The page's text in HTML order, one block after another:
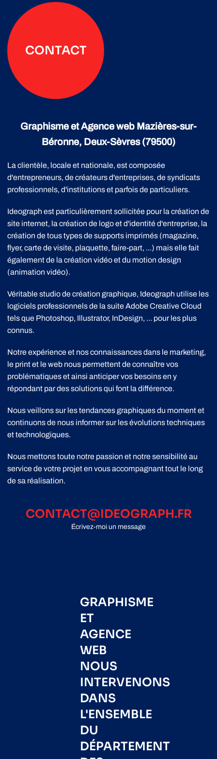
CONTACT
Graphisme et Agence web Mazières-sur-
Béronne, Deux-Sèvres (79500)
La clientèle, locale et nationale, est composée
d'entrepreneurs, de créateurs d'entreprises, de syndicats
professionnels, d'institutions et parfois de particuliers.
Ideograph est particulièrement sollicitée pour la création de
site internet, la création de logo et d'identité d'entreprise, la
création de tous types de supports imprimés (magazine,
flyer, carte de visite, plaquette, faire-part, ...) mais elle fait
également de la création vidéo et du motion design
(animation vidéo).
Véritable studio de création graphique, Ideograph utilise les
logiciels professionnels de la suite Adobe Creative Cloud
tels que Photoshop, Illustrator, InDesign, ... pour les plus
connus.
Notre expérience et nos connaissances dans le marketing,
le print et le web nous permettent de connaître vos
problématiques et ainsi anticiper vos besoins en y
répondant par des solutions qui font la différence.
Nous veillons sur les tendances graphiques du moment et
continuons de nous informer sur les évolutions techniques
et technologiques.
Nous mettons toute notre passion et notre sensibilité au
service de votre projet en vous accompagnant tout le long
de sa réalisation.
CONTACT@IDEOGRAPH.FR
Écrivez-moi un message
GRAPHISME
ET
AGENCE
WEB
NOUS
INTERVENONS
DANS
L'ENSEMBLE
DU
DÉPARTEMENT